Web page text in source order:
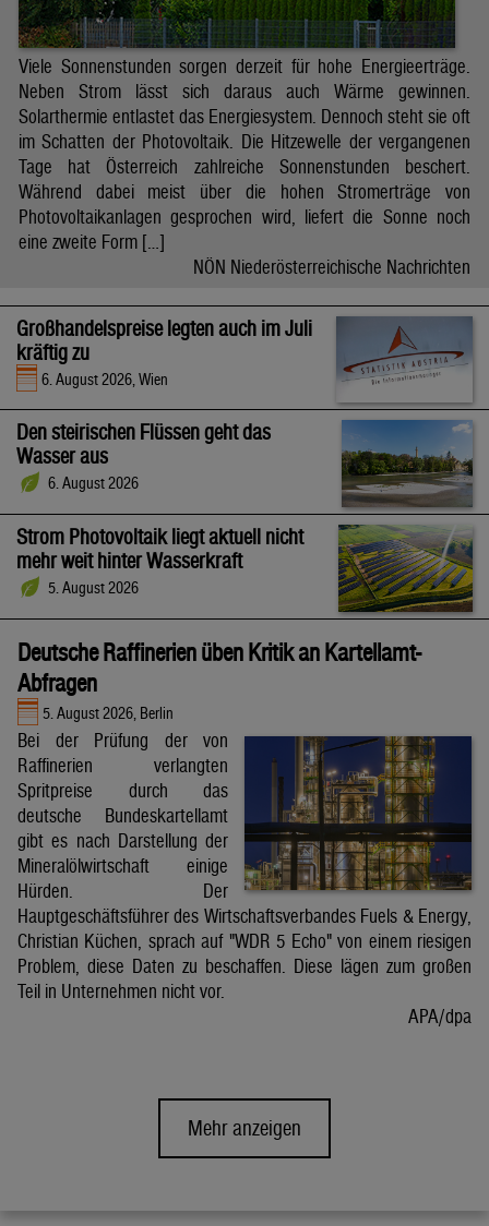
Viele Sonnenstunden sorgen derzeit für hohe Energieerträge.
Neben Strom lässt sich daraus auch Wärme gewinnen.
Solarthermie entlastet das Energiesystem. Dennoch steht sie oft
im Schatten der Photovoltaik. Die Hitzewelle der vergangenen
Tage hat Österreich zahlreiche Sonnenstunden beschert.
Während dabei meist über die hohen Stromerträge von
Photovoltaikanlagen gesprochen wird, liefert die Sonne noch
eine zweite Form […]
NÖN Niederösterreichische Nachrichten
Großhandelspreise legten auch im Juli
kräftig zu
6. August 2026, Wien
Den steirischen Flüssen geht das
Wasser aus
6. August 2026
Strom Photovoltaik liegt aktuell nicht
mehr weit hinter Wasserkraft
5. August 2026
Deutsche Raffinerien üben Kritik an Kartellamt-
Abfragen
5. August 2026, Berlin
Bei der Prüfung der von
Raffinerien verlangten
Spritpreise durch das
deutsche Bundeskartellamt
gibt es nach Darstellung der
Mineralölwirtschaft einige
Hürden. Der
Hauptgeschäftsführer des Wirtschaftsverbandes Fuels & Energy,
Christian Küchen, sprach auf "WDR 5 Echo" von einem riesigen
Problem, diese Daten zu beschaffen. Diese lägen zum großen
Teil in Unternehmen nicht vor.
APA/dpa
Mehr anzeigen